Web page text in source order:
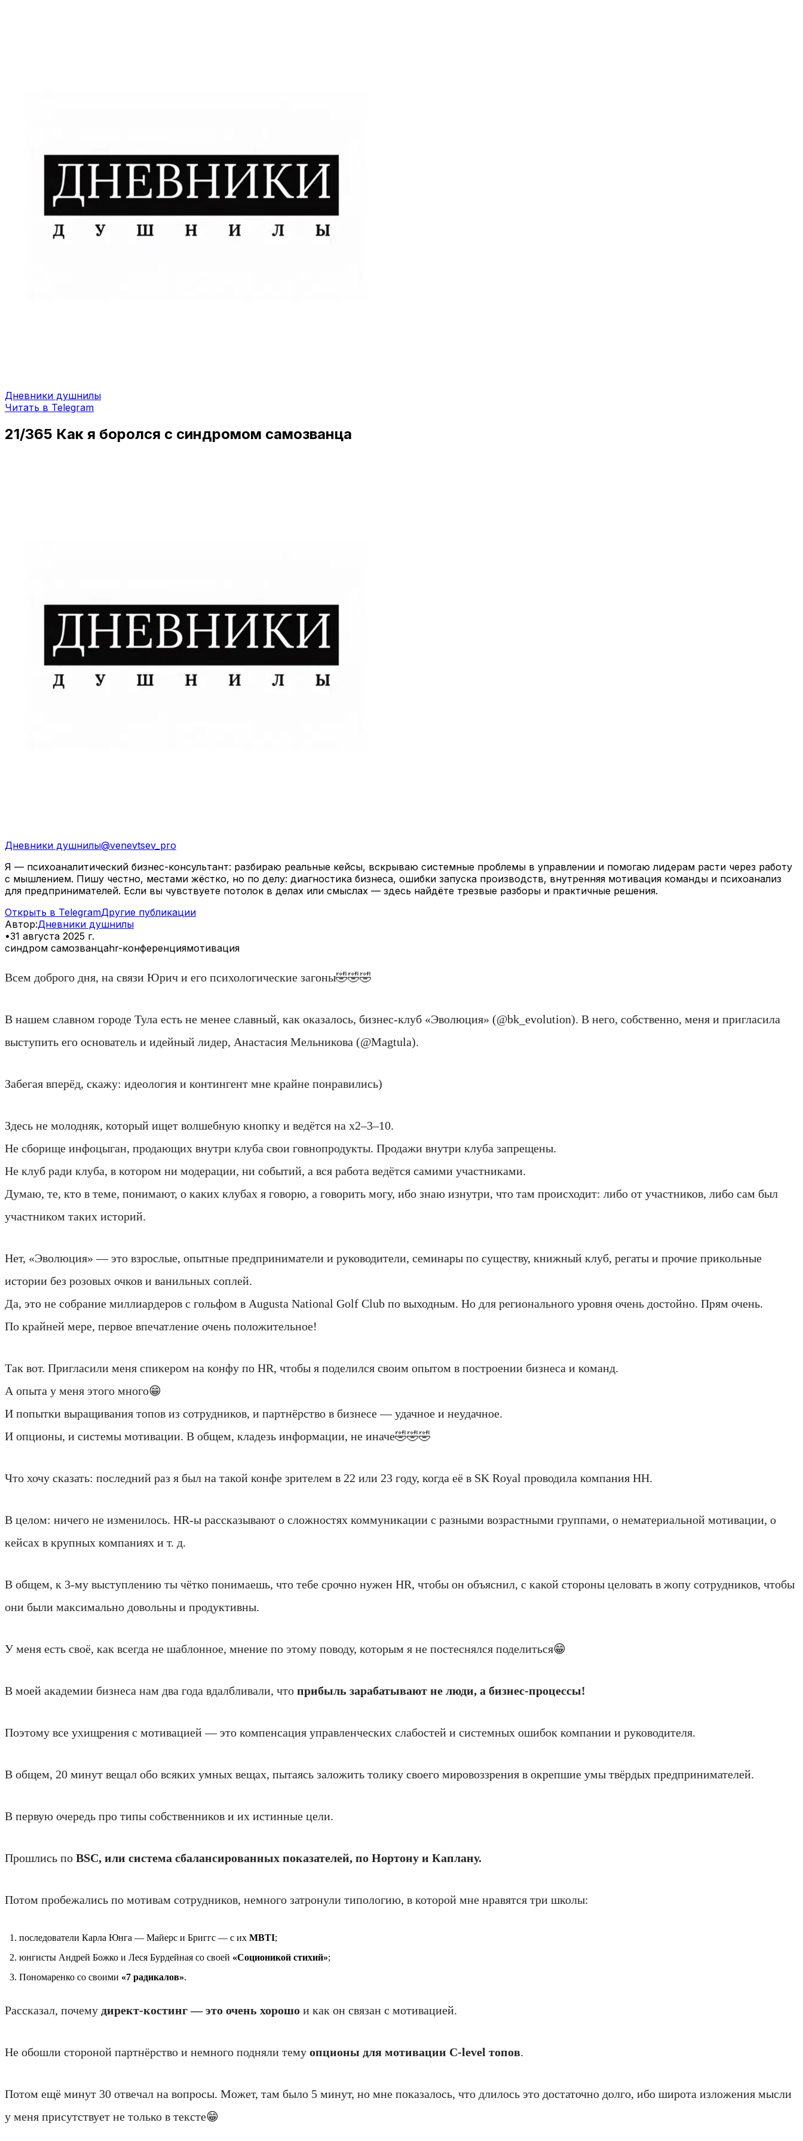
Дневники душнилы
Читать в Telegram
21/365 Как я боролся с синдромом самозванца
Дневники душнилы@venevtsev_pro
Я — психоаналитический бизнес-консультант: разбираю реальные кейсы, вскрываю системные проблемы в управлении и помогаю лидерам расти через работу
с мышлением. Пишу честно, местами жёстко, но по делу: диагностика бизнеса, ошибки запуска производств, внутренняя мотивация команды и психоанализ
для предпринимателей. Если вы чувствуете потолок в делах или смыслах — здесь найдёте трезвые разборы и практичные решения.
Открыть в TelegramДругие публикации
Автор:Дневники душнилы
•31 августа 2025 г.
синдром самозванцаhr-конференциямотивация
Всем доброго дня, на связи Юрич и его психологические загоны🤣🤣🤣
В нашем славном городе Тула есть не менее славный, как оказалось, бизнес-клуб «Эволюция» (@bk_evolution). В него, собственно, меня и пригласила
выступить его основатель и идейный лидер, Анастасия Мельникова (@Magtula).
Забегая вперёд, скажу: идеология и контингент мне крайне понравились)
Здесь не молодняк, который ищет волшебную кнопку и ведётся на х2–3–10.
Не сборище инфоцыган, продающих внутри клуба свои говнопродукты. Продажи внутри клуба запрещены.
Не клуб ради клуба, в котором ни модерации, ни событий, а вся работа ведётся самими участниками.
Думаю, те, кто в теме, понимают, о каких клубах я говорю, а говорить могу, ибо знаю изнутри, что там происходит: либо от участников, либо сам был
участником таких историй.
Нет, «Эволюция» — это взрослые, опытные предприниматели и руководители, семинары по существу, книжный клуб, регаты и прочие прикольные
истории без розовых очков и ванильных соплей.
Да, это не собрание миллиардеров с гольфом в Augusta National Golf Club по выходным. Но для регионального уровня очень достойно. Прям очень.
По крайней мере, первое впечатление очень положительное!
Так вот. Пригласили меня спикером на конфу по HR, чтобы я поделился своим опытом в построении бизнеса и команд.
А опыта у меня этого много😁
И попытки выращивания топов из сотрудников, и партнёрство в бизнесе — удачное и неудачное.
И опционы, и системы мотивации. В общем, кладезь информации, не иначе🤣🤣🤣
Что хочу сказать: последний раз я был на такой конфе зрителем в 22 или 23 году, когда её в SK Royal проводила компания НН.
В целом: ничего не изменилось. HR-ы рассказывают о сложностях коммуникации с разными возрастными группами, о нематериальной мотивации, о
кейсах в крупных компаниях и т. д.
В общем, к 3‑му выступлению ты чётко понимаешь, что тебе срочно нужен HR, чтобы он объяснил, с какой стороны целовать в жопу сотрудников, чтобы
они были максимально довольны и продуктивны.
У меня есть своё, как всегда не шаблонное, мнение по этому поводу, которым я не постеснялся поделиться😁
В моей академии бизнеса нам два года вдалбливали, что прибыль зарабатывают не люди, а бизнес‑процессы!
Поэтому все ухищрения с мотивацией — это компенсация управленческих слабостей и системных ошибок компании и руководителя.
В общем, 20 минут вещал обо всяких умных вещах, пытаясь заложить толику своего мировоззрения в окрепшие умы твёрдых предпринимателей.
В первую очередь про типы собственников и их истинные цели.
Прошлись по BSC, или система сбалансированных показателей, по Нортону и Каплану.
Потом пробежались по мотивам сотрудников, немного затронули типологию, в которой мне нравятся три школы:
последователи Карла Юнга — Майерс и Бриггс — с их MBTI;
юнгисты Андрей Божко и Леся Бурдейная со своей «Соционикой стихий»;
Пономаренко со своими «7 радикалов».
Рассказал, почему директ‑костинг — это очень хорошо и как он связан с мотивацией.
Не обошли стороной партнёрство и немного подняли тему опционы для мотивации C‑level топов.
Потом ещё минут 30 отвечал на вопросы. Может, там было 5 минут, но мне показалось, что длилось это достаточно долго, ибо широта изложения мысли
у меня присутствует не только в тексте😁